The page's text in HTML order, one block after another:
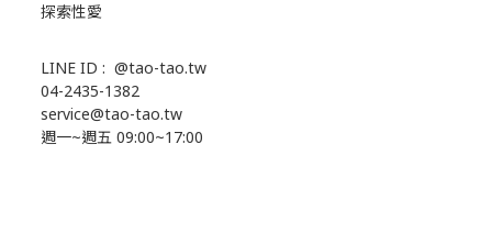
探索性愛
LINE ID : @tao-tao.tw
04-2435-1382
service@tao-tao.tw
週一~週五 09:00~17:00